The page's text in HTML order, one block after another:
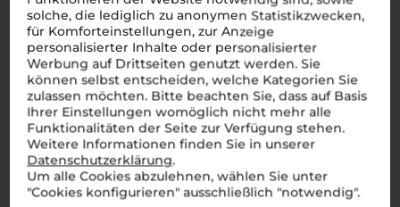
solche, die lediglich zu anonymen Statistikzwecken,
für Komforteinstellungen, zur Anzeige
personalisierter Inhalte oder personalisierter
Werbung auf Drittseiten genutzt werden. Sie
können selbst entscheiden, welche Kategorien Sie
zulassen möchten. Bitte beachten Sie, dass auf Basis
Ihrer Einstellungen womöglich nicht mehr alle
Funktionalitäten der Seite zur Verfügung stehen.
Weitere Informationen finden Sie in unserer
Datenschutzerklärung.
Um alle Cookies abzulehnen, wählen Sie unter
"Cookies konfigurieren" ausschließlich "notwendig".
Sangiovese
Klassiker der toskanischen Weinkultur – elegant, vielseitig
und unverwechselbar
Sangiovese, tief verwurzelt in den sanften Hügeln der
Toskana, ist der Inbegriff italienischer Weintradition. Mit
seinen Aromen von reifen Kirschen, feinen Kräutern und einer
eleganten Würze spiegelt er die Vielfalt und Schönheit der
Region wider. Dieservino rosso entfaltet am Gaumen eine
ausgewogene Struktur, die ihn zu einem vielseitigen
Begleiter macht – sei es zu einer herzhaften Pappa al